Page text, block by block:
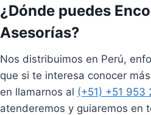
¿Dónde puedes
Asesorías?
Nos distribuimos en Perú,
que si te interesa conocer
en llamarnos al (+51) +51 953
atenderemos y guiaremos en